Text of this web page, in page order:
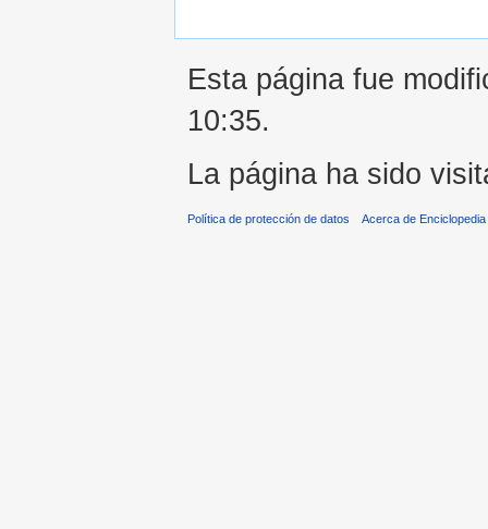
Esta página fue
10:35.
La página ha sido
Política de protección de datos Acerca de